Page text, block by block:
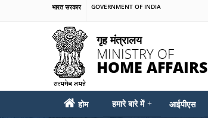
भारत सरकार GOVERNMENT OF INDIA
गृह मंत्रालय
MINISTRY OF
HOME AFFAIRS
MAINहोम हमारे बारे में + आईपीएस